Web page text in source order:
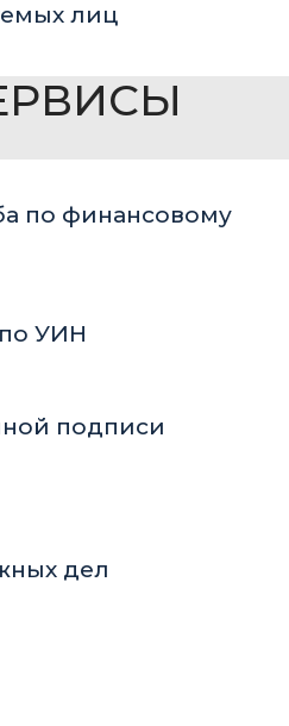
лиц
по финансовому
УИН
подписи
дел